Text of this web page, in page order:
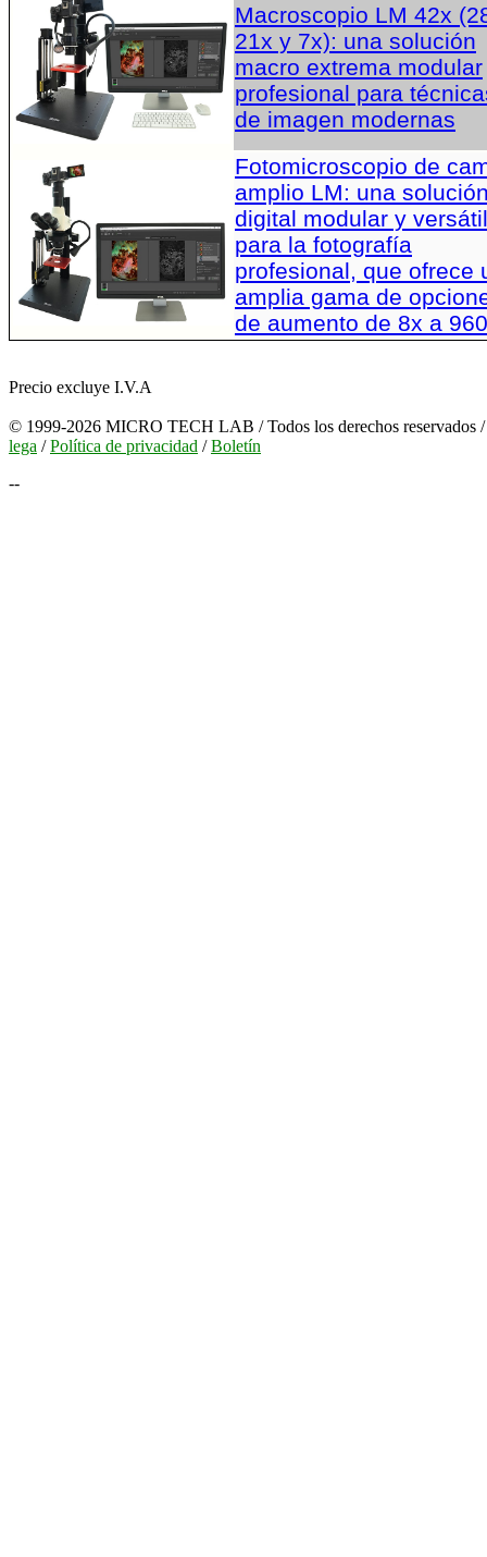
Macroscopio LM 42x
21x y 7x): una solución
macro extrema modular
profesional para
de imagen modernas
Fotomicroscopio de
amplio LM: una
digital modular y versátil
para la fotografía
profesional, que ofrece
amplia gama de
de aumento de 8x a
Precio excluye I.V.A
© 1999-2026 MICRO TECH LAB / Todos los derechos reservados /
lega /Política de privacidad /Boletín
--